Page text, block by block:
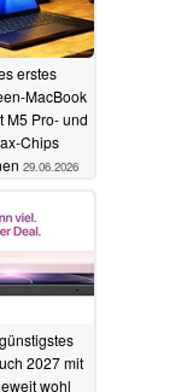
erstes
MacBook
M5 Pro- und
Chips
29.06.2026
2027 mit
wohl